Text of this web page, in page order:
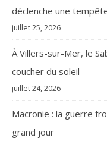
déclenche une
juillet 25, 2026
À Villers-sur-Mer, le
coucher du soleil
juillet 24, 2026
Macronie : la guerre
grand jour